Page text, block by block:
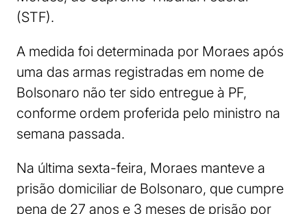
(STF).
A medida foi determinada por Moraes após
uma das armas registradas em nome de
Bolsonaro não ter sido entregue à PF,
conforme ordem proferida pelo ministro na
semana passada.
Na última sexta-feira, Moraes manteve a
prisão domiciliar de Bolsonaro, que cumpre
pena de 27 anos e 3 meses de prisão por